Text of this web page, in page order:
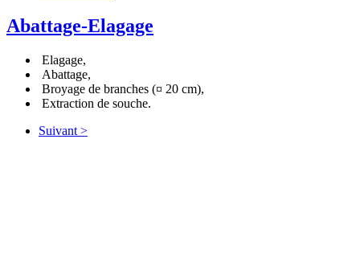
Abattage-Elagage
Elagage,
Abattage,
Broyage de branches (¤ 20 cm),
Extraction de souche.
Suivant >